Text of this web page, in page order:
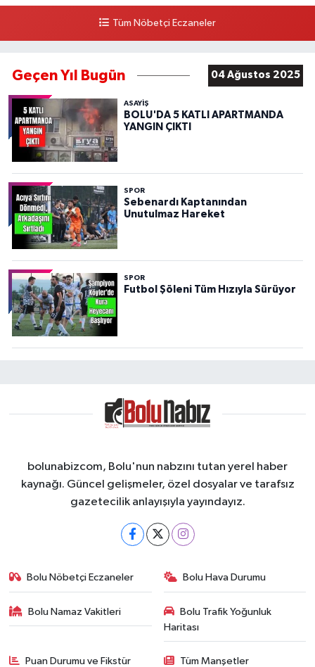
Tüm Nöbetçi Eczaneler
Geçen Yıl Bugün 04 Ağustos 2025
ASAYIŞ
BOLU'DA 5 KATLI APARTMANDA
YANGIN ÇIKTI
SPOR
Sebenardı Kaptanından
Unutulmaz Hareket
SPOR
Futbol Şöleni Tüm Hızıyla Sürüyor
bolunabizcom, Bolu'nun nabzını tutan yerel haber
kaynağı. Güncel gelişmeler, özel dosyalar ve tarafsız
gazetecilik anlayışıyla yayındayız.
Bolu Nöbetçi Eczaneler Bolu Hava Durumu
Bolu Namaz Vakitleri
Bolu Trafik Yoğunluk
Haritası
Puan Durumu ve Fikstür Tüm Manşetler